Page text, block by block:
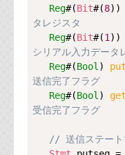
Reg#(Bit#(8))
タレジスタ
Reg#(Bit#(1 ))
シリアル入力データ
Reg#(Bool )
送信完了フラグ
Reg#(Bool )
受信完了フラグ
// 送信ステート